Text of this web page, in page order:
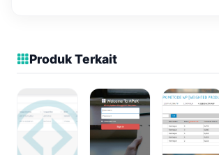
Produk Terkait